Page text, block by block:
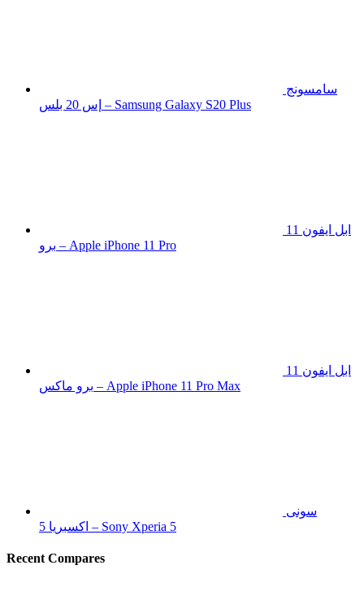
سامسونج
إس 20 بلس – Samsung Galaxy S20 Plus
ابل ايفون 11
برو – Apple iPhone 11 Pro
ابل ايفون 11
برو ماكس – Apple iPhone 11 Pro Max
سونى
اكسبريا 5 – Sony Xperia 5
Recent Compares